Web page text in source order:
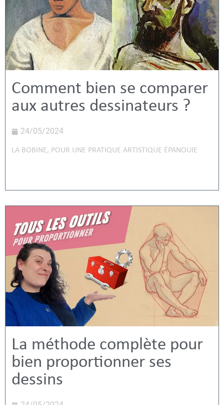
Comment bien se comparer
aux autres dessinateurs ?
24/05/2024
LA BOBINE, POUR UNE PRATIQUE ARTISTIQUE ÉPANOUIE
La méthode complète pour
bien proportionner ses
dessins